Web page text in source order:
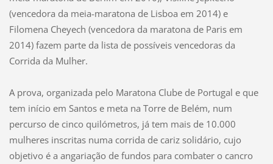
(vencedora da meia-maratona de Lisboa em 2014) e
Filomena Cheyech (vencedora da maratona de Paris em
2014) fazem parte da lista de possíveis vencedoras da
Corrida da Mulher.
A prova, organizada pelo Maratona Clube de Portugal e que
tem início em Santos e meta na Torre de Belém, num
percurso de cinco quilómetros, já tem mais de 10.000
mulheres inscritas numa corrida de cariz solidário, cujo
objetivo é a angariação de fundos para combater o cancro